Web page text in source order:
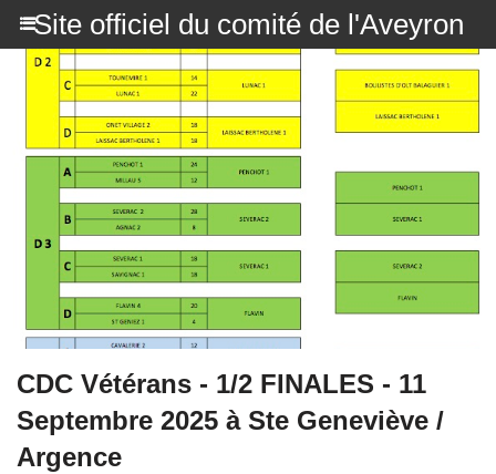
Site officiel du comité de l'Aveyron
CDC Vétérans - 1/2 FINALES - 11
Septembre 2025 à Ste Geneviève /
Argence